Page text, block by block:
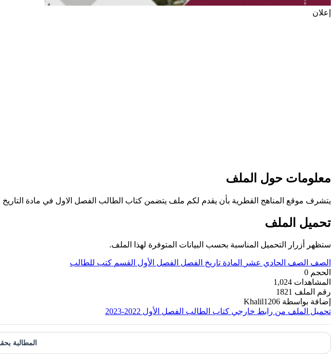
إعلان
معلومات حول الملف
يتشرف موقع المناهج القطرية بأن يقدم لكم ملف يتضمن كتاب الطالب الفصل الاول في مادة التاريخ
تحميل الملف
ستظهر أزرار التحميل المناسبة بحسب البيانات المتوفرة لهذا الملف.
الصف الصف الحادي عشر المادة تاريخ الفصل الفصل الأول القسم كتب للطالب
الحجم 0
المشاهدات 1,024
رقم الملف 1821
إضافة بواسطة Khalil1206
تحميل الملف من رابط خارجي كتاب الطالب الفصل الأول 2022-2023
المطالبة